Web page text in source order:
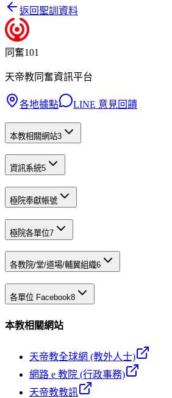
返回聖訓資料
同奮101
天帝教同奮資訊平台
各地據點 LINE 意見回饋
本教相關網站3
資訊系統5
極院奉獻帳號
極院各單位7
各教院/堂/道場/輔翼組織6
各單位 Facebook8
本教相關網站
天帝教全球網 (教外人士)
網路 e 教院 (行政事務)
天帝教教訊